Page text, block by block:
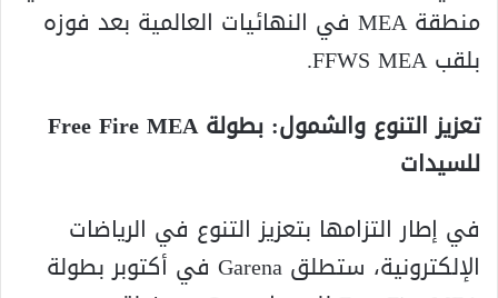
منطقة MEA في النهائيات العالمية بعد فوزه
بلقب FFWS MEA.
تعزيز التنوع والشمول: بطولة Free Fire MEA
للسيدات
في إطار التزامها بتعزيز التنوع في الرياضات
الإلكترونية، ستطلق Garena في أكتوبر بطولة